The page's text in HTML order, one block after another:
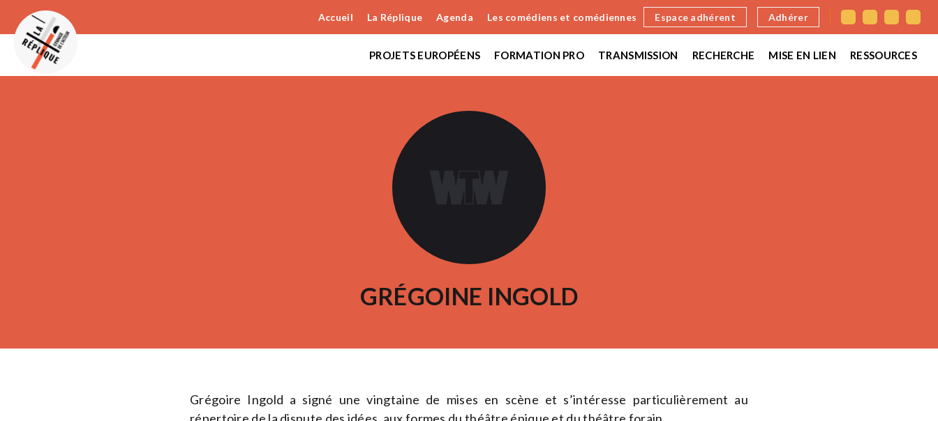
Accueil La Réplique Agenda Les comédiens et comédiennes Espace adhérent Adhérer
PROJETS EUROPÉENS FORMATION PRO TRANSMISSION RECHERCHE MISE EN LIEN RESSOURCES
GRÉGOINE INGOLD
Grégoire Ingold a signé une vingtaine de mises en scène et s’intéresse particulièrement au